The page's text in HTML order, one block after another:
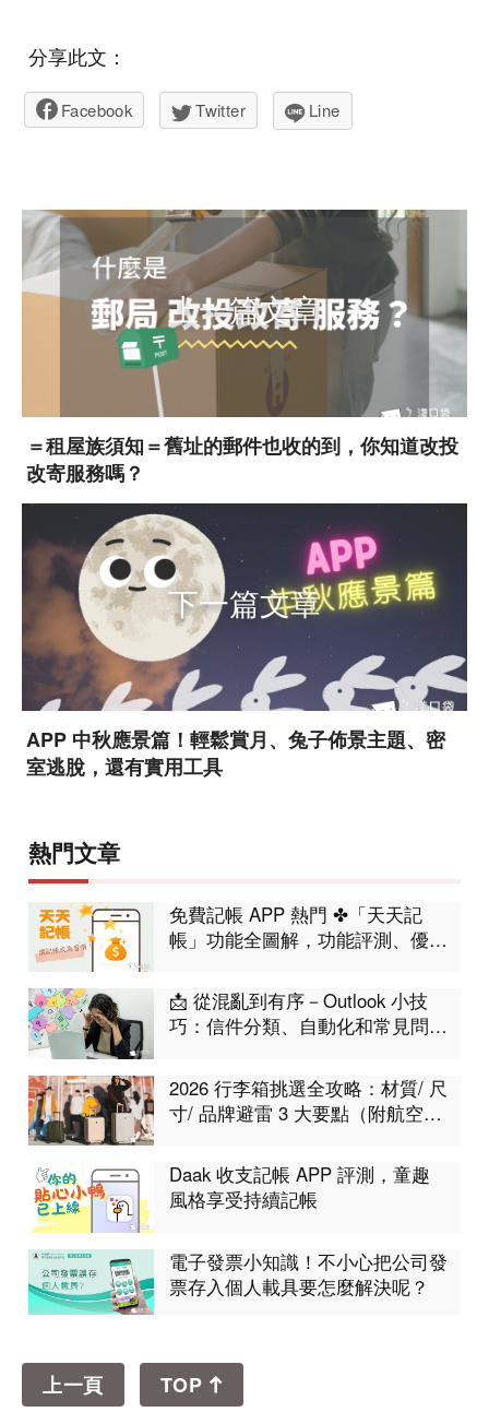
分享此文：
Facebook Twitter Line
上一篇文章
＝租屋族須知＝舊址的郵件也收的到，你知道改投
改寄服務嗎？
下一篇文章
APP 中秋應景篇！輕鬆賞月、兔子佈景主題、密
室逃脫，還有實用工具
熱門文章
免費記帳 APP 熱門 ✤「天天記
帳」功能全圖解，功能評測、優缺
📩 從混亂到有序－Outlook 小技
巧：信件分類、自動化和常見問題
2026 行李箱挑選全攻略：材質/ 尺
寸/ 品牌避雷 3 大要點（附航空限
Daak 收支記帳 APP 評測，童趣
風格享受持續記帳
電子發票小知識！不小心把公司發
票存入個人載具要怎麼解決呢？
上一頁 TOP